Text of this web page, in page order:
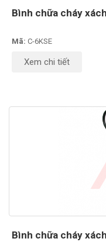
Bình chữa cháy
Mã: C-6KSE
Xem chi tiết
Bình chữa cháy